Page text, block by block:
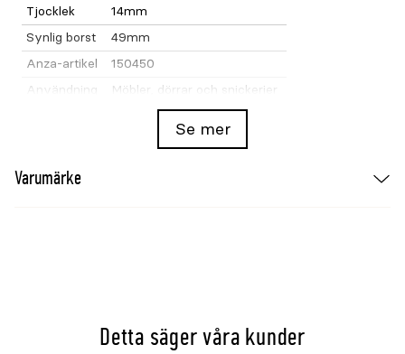
Tjocklek
14mm
Synlig borst
49mm
Anza-artikel
150450
Användning
Möbler, dörrar och snickerier
Se mer
Varumärke
Detta säger våra kunder